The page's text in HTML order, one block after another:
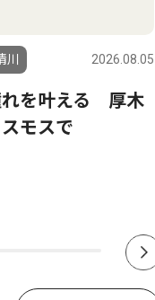
2026.08.05
れを叶える 厚木
モスで